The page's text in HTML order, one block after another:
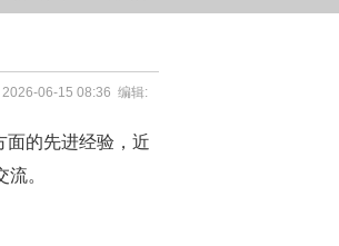
2026-06-15 08:36 编辑:
面的先进经验，近
。